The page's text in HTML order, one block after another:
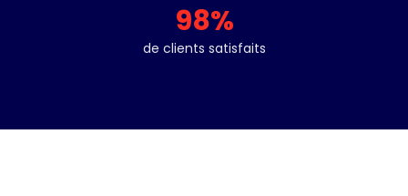
98%
de clients satisfaits